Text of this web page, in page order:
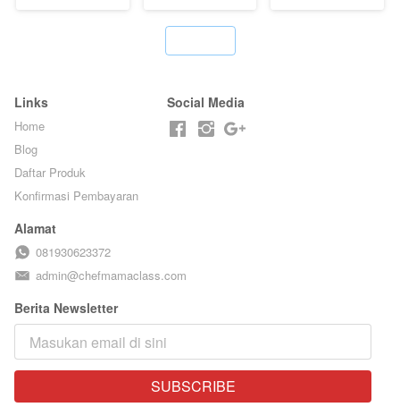
ARISUDANA
Links
Home
Blog
Daftar Produk
Konfirmasi Pembayaran
Social Media
Alamat
081930623372
admin@chefmamaclass.com
Berita Newsletter
`
SUBSCRIBE